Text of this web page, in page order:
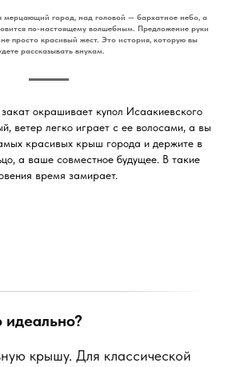
мерцающий город, над головой — бархатное небо, а
по-настоящему волшебным. Предложение руки
просто красивый жест. Это история, которую вы
рассказывать внукам.
окрашивает купол Исаакиевского
ветер легко играет с ее волосами, а вы
красивых крыш города и держите в
а ваше совместное будущее. В такие
время замирает.
идеально?
крышу. Для классической